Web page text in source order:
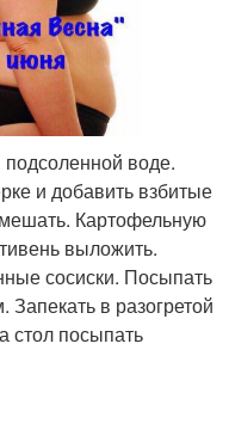
подсоленной воде.
и добавить взбитые
Картофельную
выложить.
сосиски. Посыпать
в разогретой
стол посыпать